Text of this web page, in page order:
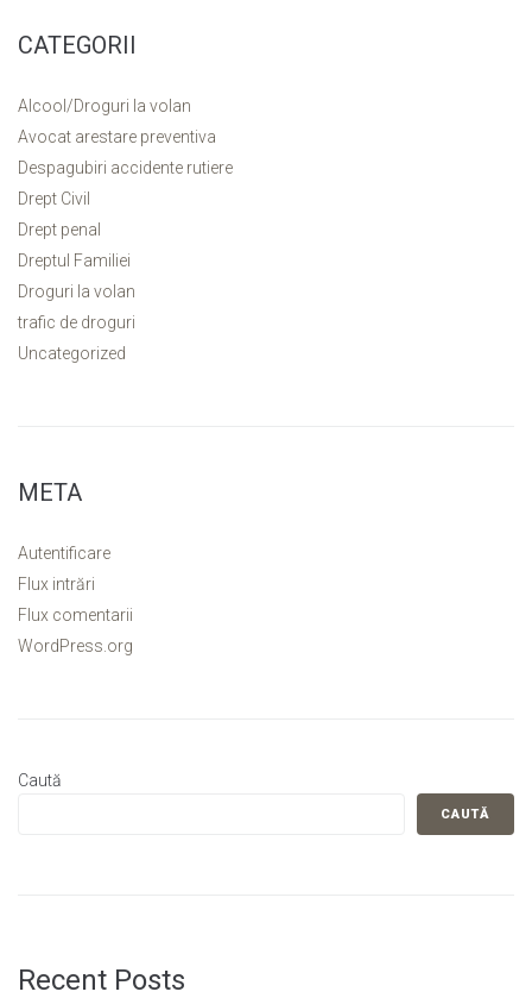
CATEGORII
Alcool/Droguri la volan
Avocat arestare preventiva
Despagubiri accidente rutiere
Drept Civil
Drept penal
Dreptul Familiei
Droguri la volan
trafic de droguri
Uncategorized
META
Autentificare
Flux intrări
Flux comentarii
WordPress.org
Caută
CAUTĂ
Recent Posts